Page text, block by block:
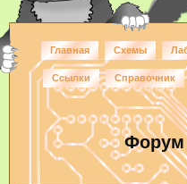
Главная Схемы
Ссылки Справочник
Форум